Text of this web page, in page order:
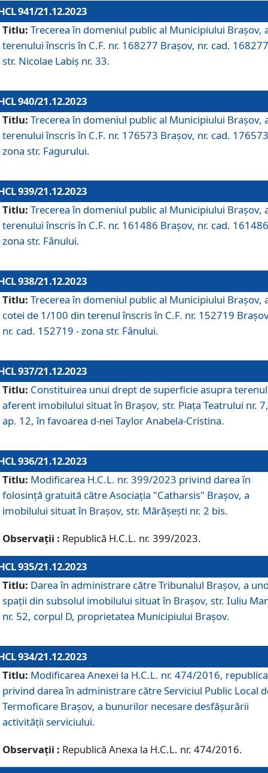
941/21.12.2023
Titlu: Trecerea în domeniul public al Municipiului Braşov,
terenului înscris în C.F. nr. 168277 Brașov, nr. cad.
str. Nicolae Labiș nr. 33.
940/21.12.2023
Titlu: Trecerea în domeniul public al Municipiului Braşov,
terenului înscris în C.F. nr. 176573 Brașov, nr. cad.
zona str. Fagurului.
939/21.12.2023
Titlu: Trecerea în domeniul public al Municipiului Braşov,
terenului înscris în C.F. nr. 161486 Brașov, nr. cad.
zona str. Fânului.
938/21.12.2023
Titlu: Trecerea în domeniul public al Municipiului Braşov,
cotei de 1/100 din terenul înscris în C.F. nr. 152719
nr. cad. 152719 - zona str. Fânului.
937/21.12.2023
Titlu: Constituirea unui drept de superficie asupra
aferent imobilului situat în Brașov, str. Piața Teatrului nr. 7,
ap. 12, în favoarea d-nei Taylor Anabela-Cristina.
936/21.12.2023
Titlu: Modificarea H.C.L. nr. 399/2023 privind darea în
folosinţă gratuită către Asociaţia "Catharsis" Brașov, a
imobilului situat în Braşov, str. Mărăşeşti nr. 2 bis.
Observații : Republică H.C.L. nr. 399/2023.
935/21.12.2023
Titlu: Darea în administrare către Tribunalul Brașov, a
spații din subsolul imobilului situat în Brașov, str. Iuliu
nr. 52, corpul D, proprietatea Municipiului Brașov.
934/21.12.2023
Titlu: Modificarea Anexei la H.C.L. nr. 474/2016,
privind darea în administrare către Serviciul Public Local
Termoficare Braşov, a bunurilor necesare desfăşurării
activităţii serviciului.
Observații : Republică Anexa la H.C.L. nr. 474/2016.